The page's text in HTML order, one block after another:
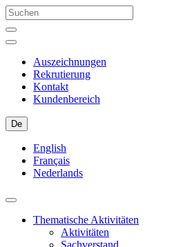
Auszeichnungen
Rekrutierung
Kontakt
Kundenbereich
De
English
Français
Nederlands
Thematische Aktivitäten
Aktivitäten
Sachverstand